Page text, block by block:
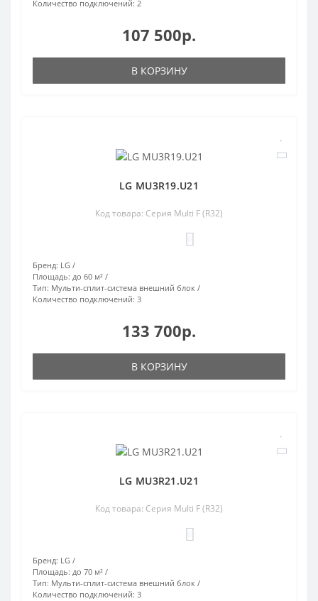
Количество подключений: 2
107 500р.
В КОРЗИНУ
LG MU3R19.U21
Код товара: Серия Multi F (R32)
Бренд: LG
Площадь: до 60 м²
Тип: Мульти-сплит-система внешний блок
Количество подключений: 3
133 700р.
В КОРЗИНУ
LG MU3R21.U21
Код товара: Серия Multi F (R32)
Бренд: LG
Площадь: до 70 м²
Тип: Мульти-сплит-система внешний блок
Количество подключений: 3